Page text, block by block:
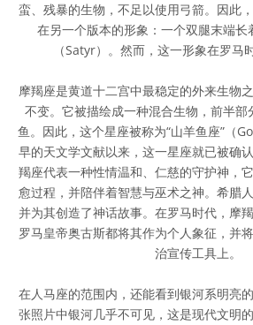
蛮、残暴的生物，不足以使用弓箭。因此
在另一个版本的形象：一个双腿末端长
（Satyr）。然而，这一形象在罗马
摩羯座是黄道十二宫中最稳定的外来生物
不变。它被描绘成一种混合生物，前半部
鱼。因此，这个星座被称为“山羊鱼座”（
早的天文学文献以来，这一星座就已被确
羯座代表一种性情温和、仁慈的守护神，
愈过程，并陪伴着智慧与巫术之神。希腊
并为其创造了神话故事。在罗马时代，摩
罗马皇帝奥古斯都将其作为个人象征，并
治宣传工具上。
在人马座的范围内，还能看到银河系明亮
张照片中银河几乎不可见，这是现代文明